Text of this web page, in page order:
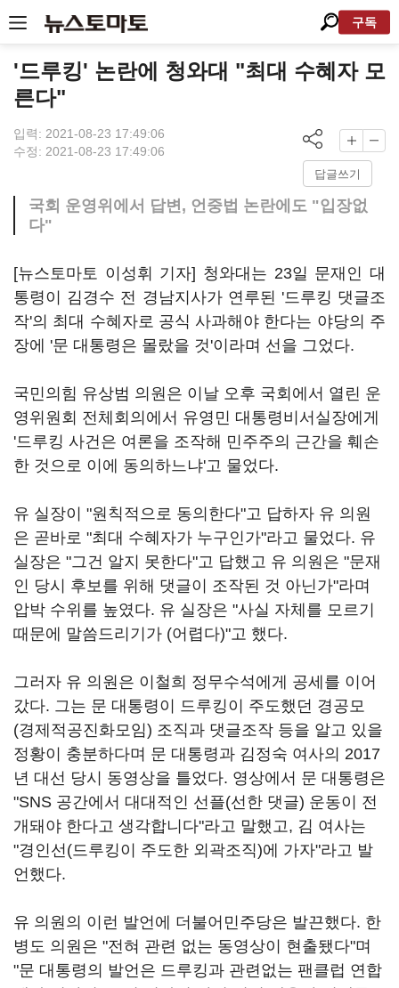
구독
'드루킹' 논란에 청와대 "최대 수혜자 모
른다"
입력: 2021-08-23 17:49:06
수정: 2021-08-23 17:49:06
답글쓰기
국회 운영위에서 답변, 언중법 논란에도 "입장없
다"
[뉴스토마토 이성휘 기자] 청와대는 23일 문재인 대
통령이 김경수 전 경남지사가 연루된 '드루킹 댓글조
작'의 최대 수혜자로 공식 사과해야 한다는 야당의 주
장에 '문 대통령은 몰랐을 것'이라며 선을 그었다.
국민의힘 유상범 의원은 이날 오후 국회에서 열린 운
영위원회 전체회의에서 유영민 대통령비서실장에게
'드루킹 사건은 여론을 조작해 민주주의 근간을 훼손
한 것으로 이에 동의하느냐'고 물었다.
유 실장이 "원칙적으로 동의한다"고 답하자 유 의원
은 곧바로 "최대 수혜자가 누구인가"라고 물었다. 유
실장은 "그건 알지 못한다"고 답했고 유 의원은 "문재
인 당시 후보를 위해 댓글이 조작된 것 아닌가"라며
압박 수위를 높였다. 유 실장은 "사실 자체를 모르기
때문에 말씀드리기가 (어렵다)"고 했다.
그러자 유 의원은 이철희 정무수석에게 공세를 이어
갔다. 그는 문 대통령이 드루킹이 주도했던 경공모
(경제적공진화모임) 조직과 댓글조작 등을 알고 있을
정황이 충분하다며 문 대통령과 김정숙 여사의 2017
년 대선 당시 동영상을 틀었다. 영상에서 문 대통령은
"SNS 공간에서 대대적인 선플(선한 댓글) 운동이 전
개돼야 한다고 생각합니다"라고 말했고, 김 여사는
"경인선(드루킹이 주도한 외곽조직)에 가자"라고 발
언했다.
유 의원의 이런 발언에 더불어민주당은 발끈했다. 한
병도 의원은 "전혀 관련 없는 동영상이 현출됐다"며
"문 대통령의 발언은 드루킹과 관련없는 팬클럽 연합